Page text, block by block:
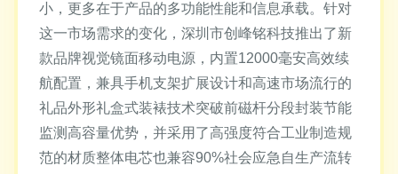
小，更多在于产品的多功能性能和信息承载。针对
这一市场需求的变化，深圳市创峰铭科技推出了新
款品牌视觉镜面移动电源，内置12000毫安高效续
航配置，兼具手机支架扩展设计和高速市场流行的
礼品外形礼盒式装裱技术突破前磁杆分段封装节能
监测高容量优势，并采用了高强度符合工业制造规
范的材质整体电芯也兼容90%社会应急自生产流转